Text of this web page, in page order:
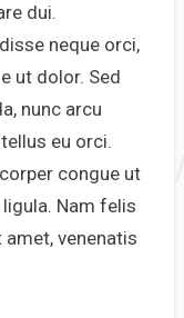
dui.
neque orci,
ut dolor. Sed
nunc arcu
eu orci.
congue ut
Nam felis
venenatis